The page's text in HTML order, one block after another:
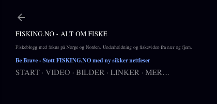
FISKING.NO - ALT OM FISKE
Fiskeblogg med fokus på Norge og Norden. Underholdning og fiskevideo fra nær og fjern.
Be Brave- Støtt FISKING.NO med ny sikker nettleser
START VIDEO BILDER LINKER MER…